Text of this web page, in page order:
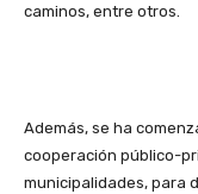
caminos, entre otros.
Además, se ha
cooperación público-
municipalidades, para